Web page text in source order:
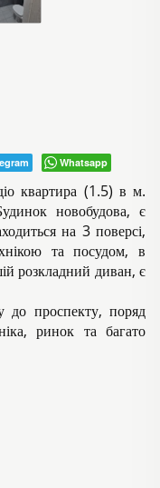
Whatsapp
квартира (1.5) в м.
новобудова, є
на 3 поверсі,
та посудом, в
розкладний диван, є
до проспекту, поряд
ринок та багато